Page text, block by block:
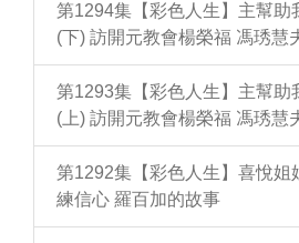
第1294集【彩色人生】主幫助
(下) 訪開元教會楊榮福 馮琇慧
第1293集【彩色人生】主幫助
(上) 訪開元教會楊榮福 馮琇慧
第1292集【彩色人生】喜悅姐
練信心 羅百加的故事